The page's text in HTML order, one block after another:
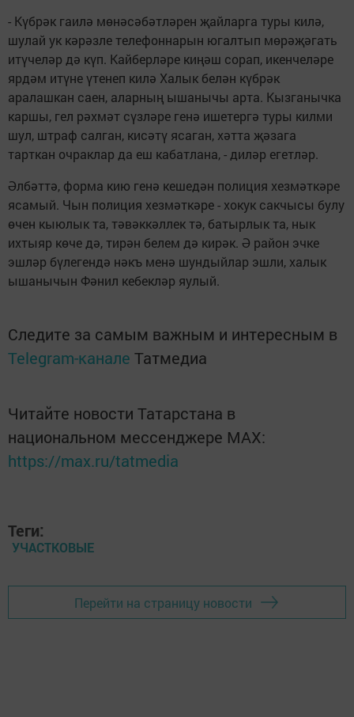
- Күбрәк гаилә мөнәсәбәтләрен җайларга туры килә,
шулай ук кәрәзле телефоннарын югалтып мөрәҗәгать
итүчеләр дә күп. Кайберләре киңәш сорап, икенчеләре
ярдәм итүне үтенеп килә Халык белән күбрәк
аралашкан саен, аларның ышанычы арта. Кызганычка
каршы, гел рәхмәт сүзләре генә ишетергә туры килми
шул, штраф салган, кисәтү ясаган, хәтта җәзага
тарткан очраклар да еш кабатлана, - диләр егетләр.
Әлбәттә, форма кию генә кешедән полиция хезмәткәре
ясамый. Чын полиция хезмәткәре - хокук сакчысы булу
өчен кыюлык та, тәвәккәллек тә, батырлык та, нык
ихтыяр көче дә, тирән белем дә кирәк. Ә район эчке
эшләр бүлегендә нәкъ менә шундыйлар эшли, халык
ышанычын Фәнил кебекләр яулый.
Следите за самым важным и интересным в
Telegram-канале Татмедиа
Читайте новости Татарстана в
национальном мессенджере MАХ:
https://max.ru/tatmedia
Теги:
УЧАСТКОВЫЕ
Перейти на страницу новости